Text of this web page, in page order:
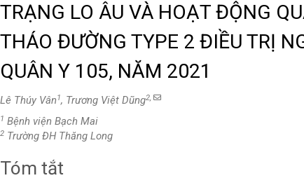
TRẠNG LO ÂU VÀ HOẠT ĐỘNG
THÁO ĐƯỜNG TYPE 2 ĐIỀU TRỊ
QUÂN Y 105, NĂM 2021
Lê Thúy Vân1, Trương Việt Dũng2,
1 Bệnh viện Bạch Mai
2Trường ĐH Thăng Long
Nội
Tóm tắt